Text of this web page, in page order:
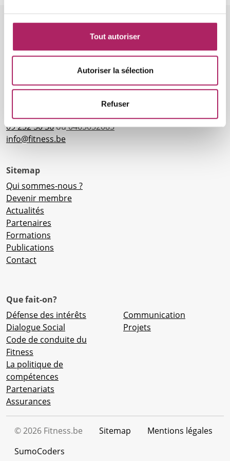
Tout autoriser
Autoriser la sélection
Refuser
9040 Gent
Numéro d'entreprise: BE0884.655.341
09 232 50 36ou0465032085
info@fitness.be
Sitemap
Qui sommes-nous ?
Devenir membre
Actualités
Partenaires
Formations
Publications
Contact
Que fait-on?
Défense des intérêts
Dialogue Social
Code de conduite du
Fitness
La politique de
compétences
Partenariats
Assurances
Communication
Projets
©2026 Fitness.be Sitemap
Mentions légales
SumoCoders